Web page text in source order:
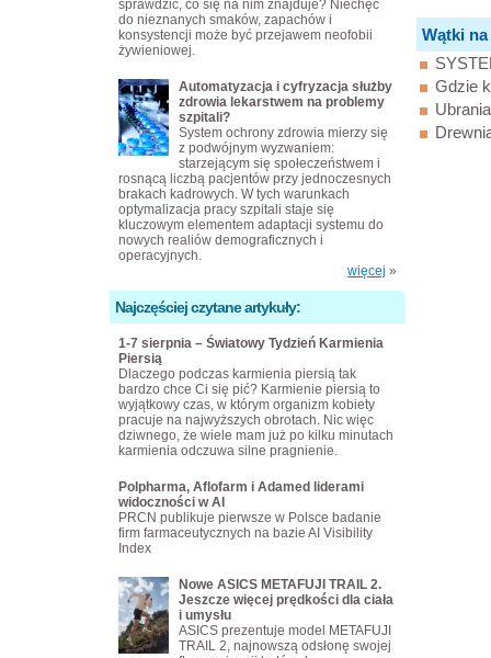
Wątki
Gdzie
sprawdzić, co się na nim znajduje? Niechęć
do nieznanych smaków, zapachów i
konsystencji może być przejawem neofobii
żywieniowej.
Automatyzacja i cyfryzacja służby
zdrowia lekarstwem na problemy
szpitali?
System ochrony zdrowia mierzy się
z podwójnym wyzwaniem:
starzejącym się społeczeństwem i
rosnącą liczbą pacjentów przy jednoczesnych
brakach kadrowych. W tych warunkach
optymalizacja pracy szpitali staje się
kluczowym elementem adaptacji systemu do
nowych realiów demograficznych i
operacyjnych.
więcej »
Najczęściej czytane artykuły:
1-7 sierpnia – Światowy Tydzień Karmienia
Piersią
Dlaczego podczas karmienia piersią tak
bardzo chce Ci się pić? Karmienie piersią to
wyjątkowy czas, w którym organizm kobiety
pracuje na najwyższych obrotach. Nic więc
dziwnego, że wiele mam już po kilku minutach
karmienia odczuwa silne pragnienie.
Polpharma, Aflofarm i Adamed liderami
widoczności w AI
PRCN publikuje pierwsze w Polsce badanie
firm farmaceutycznych na bazie AI Visibility
Index
Nowe ASICS METAFUJI TRAIL 2.
Jeszcze więcej prędkości dla ciała
i umysłu
ASICS prezentuje model METAFUJI
TRAIL 2, najnowszą odsłonę swojej